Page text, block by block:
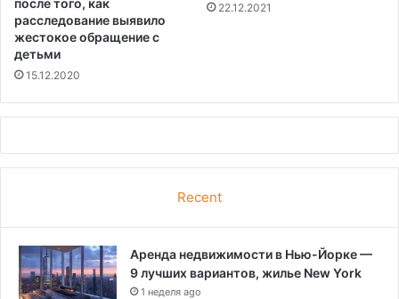
я
расследование выявило
жестокое обращение с
детьми
15.12.2020
22.12.2021
Recent
Аренда недвижимости в Нью-Йорке —
9 лучших вариантов, жилье New York
1 неделя ago